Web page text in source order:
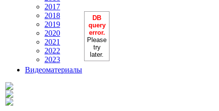
2017
2018
2019
2020
2021
2022
2023
Видеоматериалы
DB
query
error.
Please
try
later.